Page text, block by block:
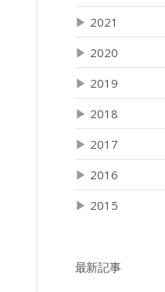
▶ 2021
▶ 2020
▶ 2019
▶ 2018
▶ 2017
▶ 2016
▶ 2015
最新記事